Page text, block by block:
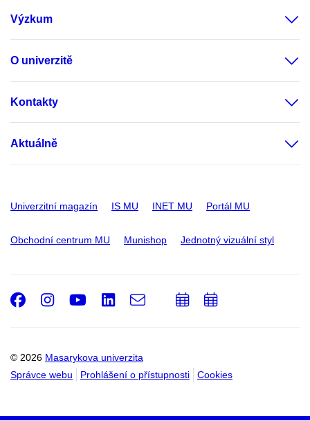
Výzkum
O univerzitě
Kontakty
Aktuálně
Univerzitní magazín IS MU INET MU Portál MU
Obchodní centrum MU Munishop Jednotný vizuální styl
© 2026 Masarykova univerzita
Správce webu
Prohlášení o přístupnosti Cookies
Facebook
Instagram
Youtube
LinkedIn
e-
PřidatPřidat